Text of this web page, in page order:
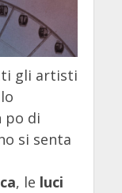
gli artisti
po di
si senta
, le luci